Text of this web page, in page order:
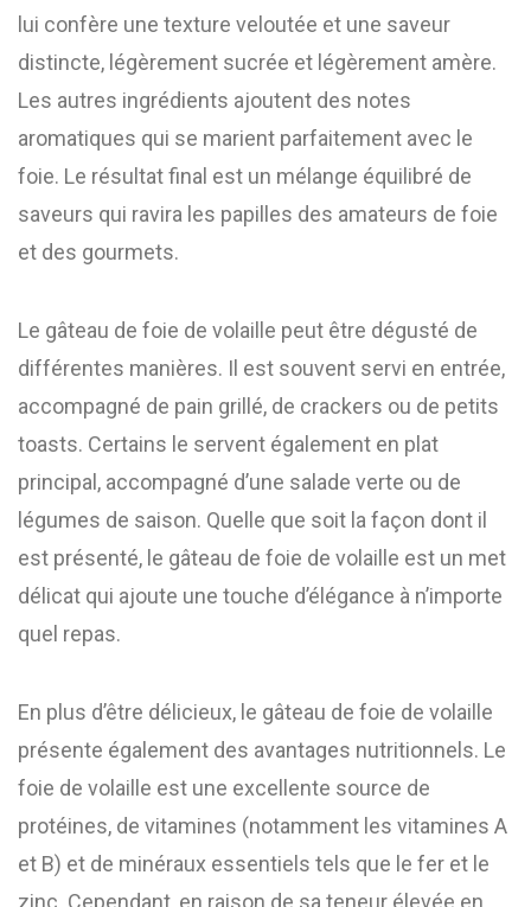
lui confère une texture veloutée et une saveur
distincte, légèrement sucrée et légèrement amère.
Les autres ingrédients ajoutent des notes
aromatiques qui se marient parfaitement avec le
foie. Le résultat final est un mélange équilibré de
saveurs qui ravira les papilles des amateurs de foie
et des gourmets.
Le gâteau de foie de volaille peut être dégusté de
différentes manières. Il est souvent servi en entrée,
accompagné de pain grillé, de crackers ou de petits
toasts. Certains le servent également en plat
principal, accompagné d’une salade verte ou de
légumes de saison. Quelle que soit la façon dont il
est présenté, le gâteau de foie de volaille est un met
délicat qui ajoute une touche d’élégance à n’importe
quel repas.
En plus d’être délicieux, le gâteau de foie de volaille
présente également des avantages nutritionnels. Le
foie de volaille est une excellente source de
protéines, de vitamines (notamment les vitamines A
et B) et de minéraux essentiels tels que le fer et le
zinc. Cependant, en raison de sa teneur élevée en